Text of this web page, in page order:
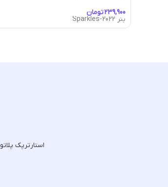
تومان
بنر 2022-Sparkles
استارترپک پلاتو